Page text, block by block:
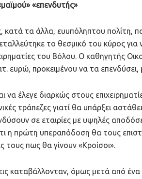
«επενδυτής»
κατά τα άλλα, ευυπόληπτου πολίτη,
το θεσμικό του κύρος
του Βόλου. Ο καθηγητής
ευρώ, προκειμένου να τα
έλεγε διαρκώς στους
τράπεζες γιατί θα υπάρξει
σε εταιρίες με υψηλές
η πρώτη υπεραπόδοση θα τους
τους πως θα γίνουν «Κροίσοι».
καταβάλλονταν, όμως μετά από